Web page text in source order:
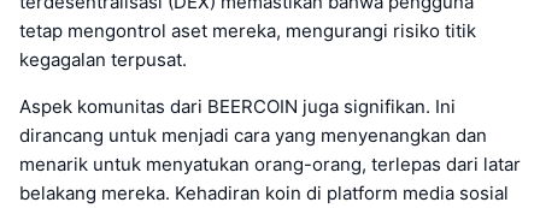
tetap mengontrol aset mereka, mengurangi risiko titik
kegagalan terpusat.
Aspek komunitas dari BEERCOIN juga signifikan. Ini
dirancang untuk menjadi cara yang menyenangkan dan
menarik untuk menyatukan orang-orang, terlepas dari latar
belakang mereka. Kehadiran koin di platform media sosial